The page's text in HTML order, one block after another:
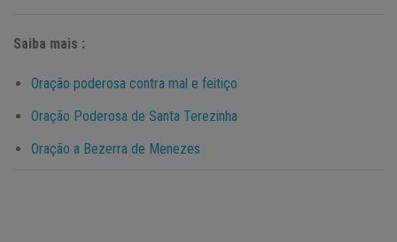
Saiba mais :
Oração poderosa contra mal e feitiço
Oração Poderosa de Santa Terezinha
Oração a Bezerra de Menezes